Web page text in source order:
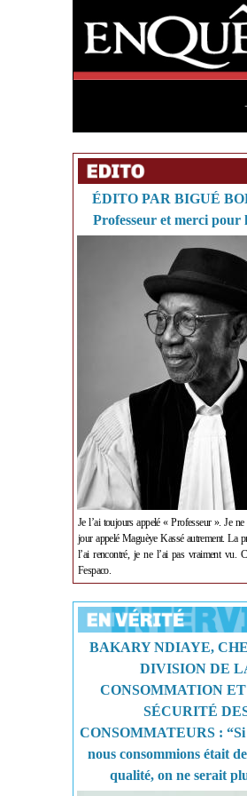
ÉDITO PAR BIGUÉ
Professeur et merci pour
Je l’ai toujours appelé « Professeur ». Je
jour appelé Maguèye Kassé autrement. La
l’ai rencontré, je ne l’ai pas vraiment vu.
Fespaco.
BAKARY NDIAYE,
DIVISION DE
CONSOMMATION
SÉCURITÉ
CONSOMMATEURS : “Si
nous consommions était
qualité, on ne serait